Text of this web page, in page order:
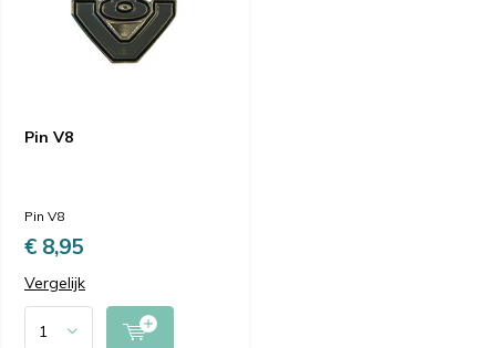
Pin V8
Pin V8
€ 8,95
Vergelijk